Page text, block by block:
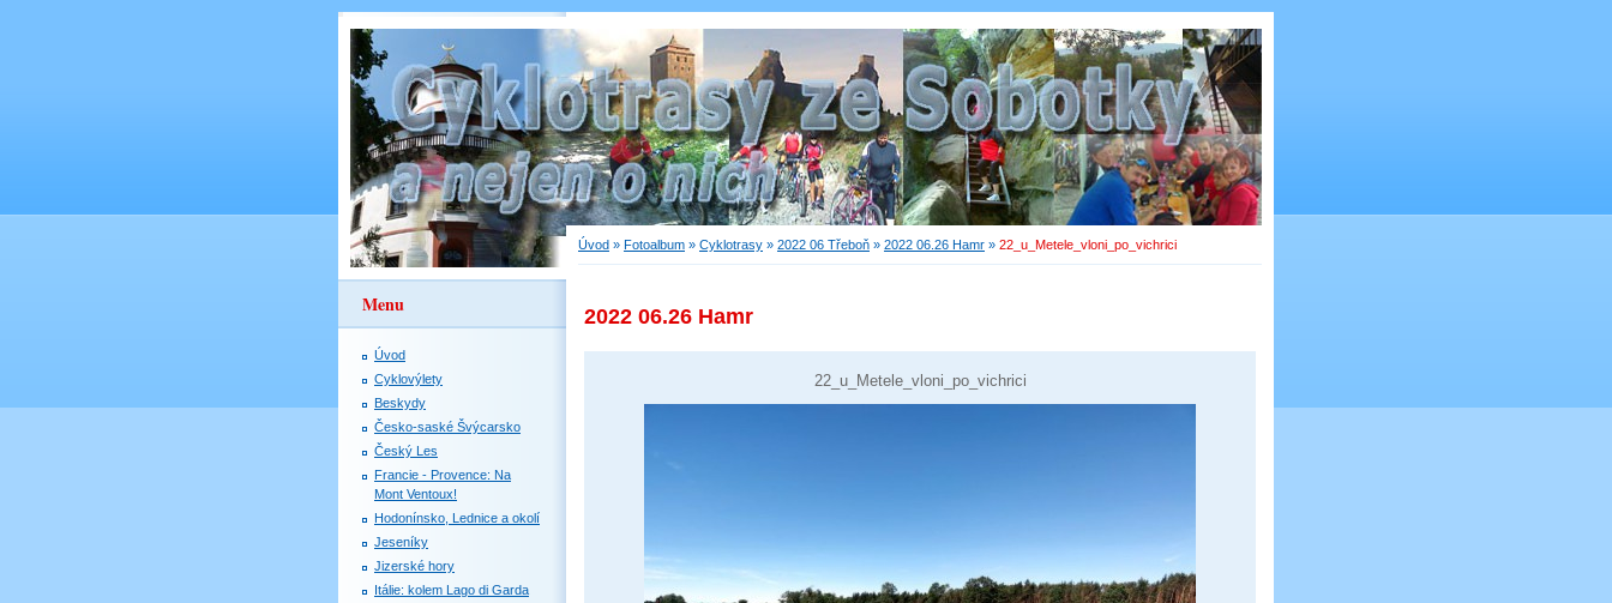
Úvod » Fotoalbum » Cyklotrasy » 2022 06 Třeboň » 2022 06.26 Hamr » 22_u_Metele_vloni_po_vichrici
2022 06.26 Hamr
22_u_Metele_vloni_po_vichrici
Menu
Úvod
Cyklovýlety
Beskydy
Česko-saské Švýcarsko
Český Les
Francie - Provence: Na
Mont Ventoux!
Hodonínsko, Lednice a okolí
Jeseníky
Jizerské hory
Itálie: kolem Lago di Garda